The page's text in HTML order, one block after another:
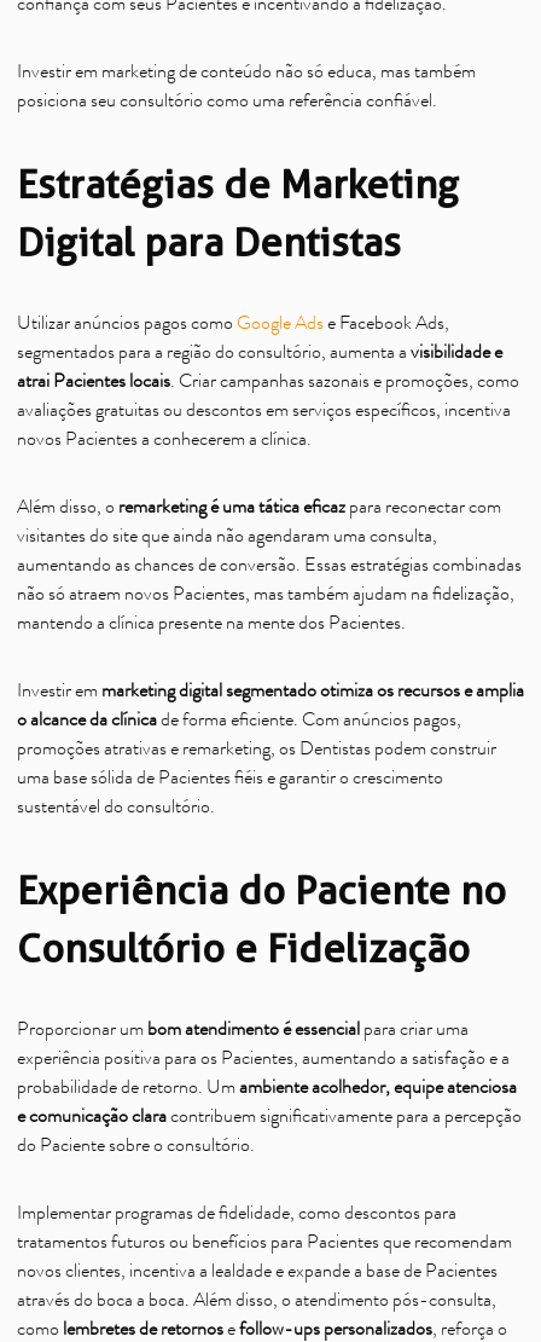
confiança com seus Pacientes e incentivando a fidelização.
Investir em marketing de conteúdo não só educa, mas também
posiciona seu consultório como uma referência confiável.
Estratégias de Marketing
Digital para Dentistas
Utilizar anúncios pagos como Google Adse Facebook Ads,
segmentados para a região do consultório, aumenta a visibilidade e
atrai Pacientes locais. Criar campanhas sazonais e promoções, como
avaliações gratuitas ou descontos em serviços específicos, incentiva
novos Pacientes a conhecerem a clínica.
Além disso, o remarketing é uma tática eficaz para reconectar com
visitantes do site que ainda não agendaram uma consulta,
aumentando as chances de conversão. Essas estratégias combinadas
não só atraem novos Pacientes, mas também ajudam na fidelização,
mantendo a clínica presente na mente dos Pacientes.
Investir em marketing digital segmentado otimiza os recursos e amplia
o alcance da clínicade forma eficiente. Com anúncios pagos,
promoções atrativas e remarketing, os Dentistas podem construir
uma base sólida de Pacientes fiéis e garantir o crescimento
sustentável do consultório.
Experiência do Paciente no
Consultório e Fidelização
Proporcionar um bom atendimento é essencial para criar uma
experiência positiva para os Pacientes, aumentando a satisfação e a
probabilidade de retorno. Um ambiente acolhedor, equipe atenciosa
e comunicação claracontribuem significativamente para a percepção
do Paciente sobre o consultório.
Implementar programas de fidelidade, como descontos para
tratamentos futuros ou benefícios para Pacientes que recomendam
novos clientes, incentiva a lealdade e expande a base de Pacientes
através do boca a boca. Além disso, o atendimento pós-consulta,
como lembretes de retornosefollow-ups personalizados, reforça o